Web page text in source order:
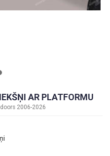
AR PLATFORMU
2006-2026